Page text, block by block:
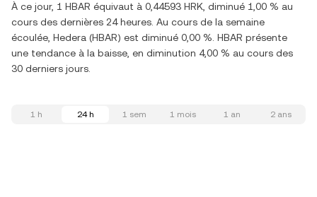
À ce jour, 1 HBAR équivaut à 0,44593 HRK, diminué 1,00 % au
cours des dernières 24 heures. Au cours de la semaine
écoulée, Hedera (HBAR) est diminué 0,00 %. HBAR présente
une tendance à la baisse, en diminution 4,00 % au cours des
30 derniers jours.
1 h 24 h 1 sem 1 mois 1 an 2 ans